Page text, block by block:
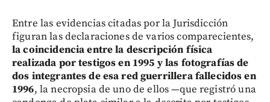
Entre las evidencias citadas por la Jurisdicción
figuran las declaraciones de varios comparecientes,
la coincidencia entre la descripción física
realizada por testigos en 1995 y las fotografías de
dos integrantes de esa red guerrillera fallecidos en
1996, la necropsia de uno de ellos —que registró una